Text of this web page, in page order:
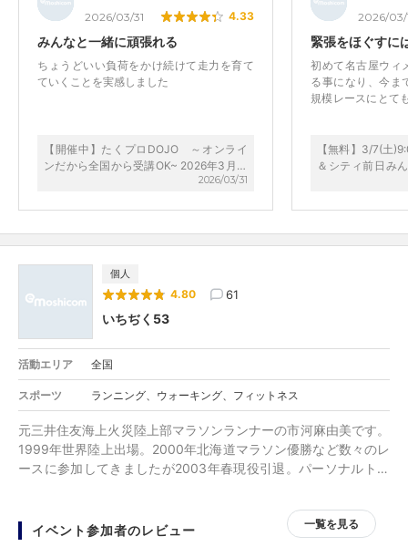
2026/03/31
4.33
みんなと一緒に頑張れる
ちょうどいい負荷をかけ続けて走力を育て
ていくことを実感しました
【開催中】たくプロDOJO ～オンライ
ンだから全国から受講OK~ 2026年3月ま
2026/03/31
2026/03/
緊張をほぐすに
初めて名古屋ウィ
る事になり、今ま
規模レースにとて
正解でした。 天
さくに話かけて
く走ろうと思わ
しかったようです。
【無料】3/7(土
＆シティ前日み
個人
4.80 61
いちぢく53
活動エリア 全国
スポーツ ランニング、ウォーキング、フィットネス
元三井住友海上火災陸上部マラソンランナーの市河麻由美です。
1999年世界陸上出場。2000年北海道マラソン優勝など数々のレ
ースに参加してきましたが2003年春現役引退。パーソナルトレ
使い方をモットーに、走りの質を高め、楽しむサポートをさせて
頂いております。Enjoy Runnig !
イベント参加者のレビュー 一覧を見る